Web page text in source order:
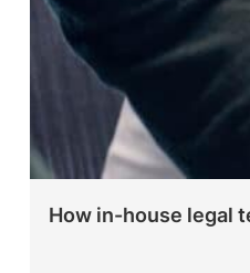
How in-house legal